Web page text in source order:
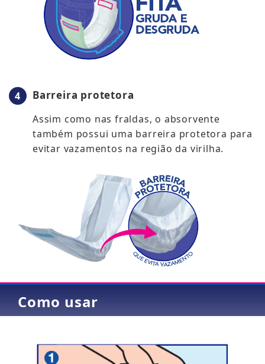
Barreira protetora
Assim como nas fraldas, o absorvente
também possui uma barreira protetora para
evitar vazamentos na região da virilha.
Como usar